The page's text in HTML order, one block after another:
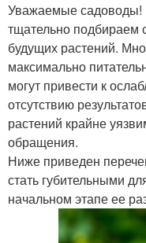
Уважаемые садоводы!
тщательно подбираем
будущих растений.
максимально
могут привести к
отсутствию
растений крайне
обращения.
Ниже приведен
стать губительными
начальном этапе ее